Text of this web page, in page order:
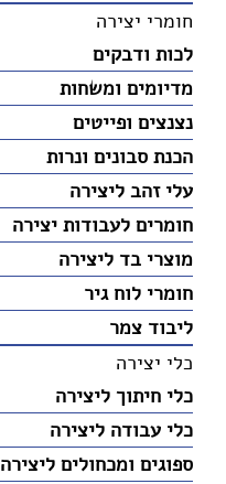
חומרי יצירה
לכות ודבקים
מדיומים ומשחות
נצנצים ופייטים
הכנת סבונים ונרות
עלי זהב ליצירה
חומרים לעבודות יצירה
מוצרי בד ליצירה
חומרי לוח גיר
ליבוד צמר
כלי יצירה
כלי חיתוך ליצירה
כלי עבודה ליצירה
ספוגים ומכחולים ליצירה